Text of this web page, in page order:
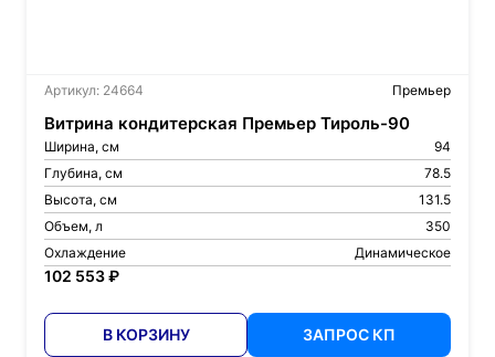
Артикул: 24664 Премьер
Витрина кондитерская Премьер Тироль-90
Ширина, см
94
Глубина, см
78.5
Высота, см
131.5
Объем, л
350
Охлаждение
Динамическое
102 553 ₽
В КОРЗИНУ ЗАПРОС КП